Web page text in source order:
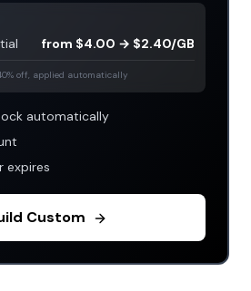
from $4.00 → $2.40/GB
off, applied automatically
automatically
expires
Custom